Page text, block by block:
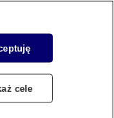
cele